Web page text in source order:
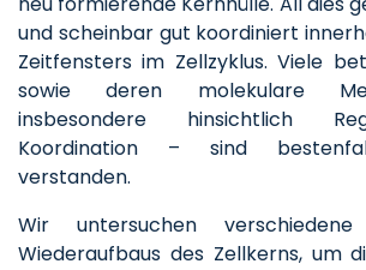
und scheinbar gut koordiniert
Zeitfensters im Zellzyklus. Viele
sowie deren molekulare
insbesondere hinsichtlich
Koordination – sind
verstanden.
Wir untersuchen
Wiederaufbaus des Zellkerns, um